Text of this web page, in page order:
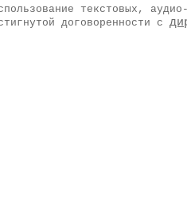
текстовых,
договоренности с